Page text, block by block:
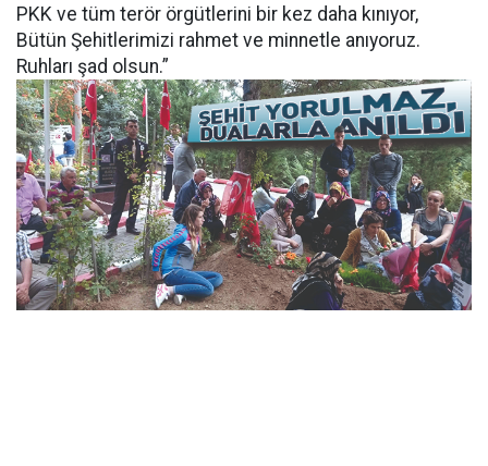
PKK ve tüm terör örgütlerini bir kez daha kınıyor,
Bütün Şehitlerimizi rahmet ve minnetle anıyoruz.
Ruhları şad olsun.”